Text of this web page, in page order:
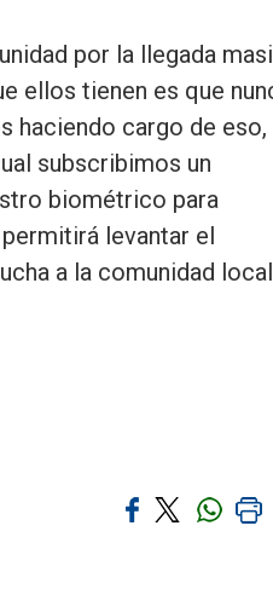
por la llegada
ellos tienen es que
haciendo cargo de eso,
subscribimos un
biométrico para
levantar el
a la comunidad local